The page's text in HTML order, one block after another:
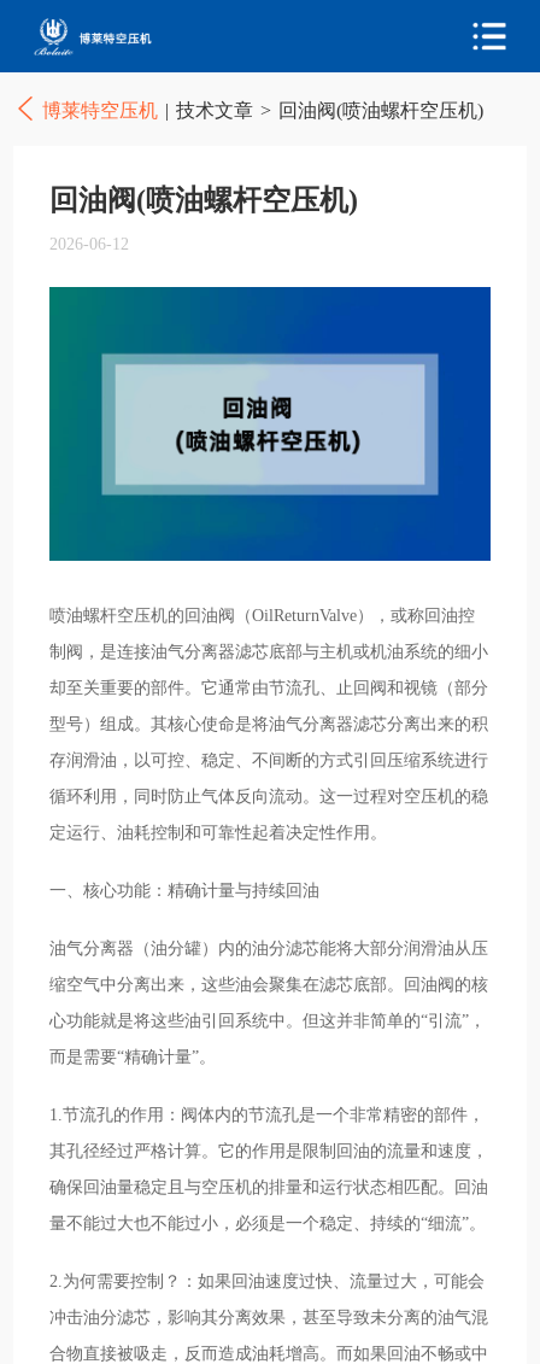
博莱特空压机 | 技术文章 > 回油阀(喷油螺杆空压机)
回油阀(喷油螺杆空压机)
2026-06-12
喷油螺杆空压机的回油阀（OilReturnValve），或称回油控
制阀，是连接油气分离器滤芯底部与主机或机油系统的细小
却至关重要的部件。它通常由节流孔、止回阀和视镜（部分
型号）组成。其核心使命是将油气分离器滤芯分离出来的积
存润滑油，以可控、稳定、不间断的方式引回压缩系统进行
循环利用，同时防止气体反向流动。这一过程对空压机的稳
定运行、油耗控制和可靠性起着决定性作用。
一、核心功能：精确计量与持续回油
油气分离器（油分罐）内的油分滤芯能将大部分润滑油从压
缩空气中分离出来，这些油会聚集在滤芯底部。回油阀的核
心功能就是将这些油引回系统中。但这并非简单的“引流”，
而是需要“精确计量”。
1.节流孔的作用：阀体内的节流孔是一个非常精密的部件，
其孔径经过严格计算。它的作用是限制回油的流量和速度，
确保回油量稳定且与空压机的排量和运行状态相匹配。回油
量不能过大也不能过小，必须是一个稳定、持续的“细流”。
2.为何需要控制？：如果回油速度过快、流量过大，可能会
冲击油分滤芯，影响其分离效果，甚至导致未分离的油气混
合物直接被吸走，反而造成油耗增高。而如果回油不畅或中